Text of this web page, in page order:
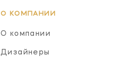
О КОМПАНИИ
О компании
Дизайнеры